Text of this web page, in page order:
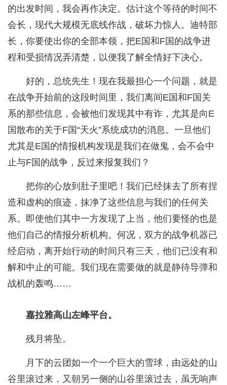
的出发时间，我会再作决定。估计这个等待的时间不
会长，现代大规模无底线作战，破坏力惊人。迪特部
长，你要使出你的全部本领，把E国和F国的战争进
程和受损情况弄清楚，以便我了解全情好下决心。
好的，总统先生！现在我最担心一个问题，就是
在战争开始前的这段时间里，我们离间E国和F国关
系的那些信息，会被他们发现其中有诈，尤其是向E
国散布的关于F国“天火”系统成功的消息。一旦他们
尤其是E国的情报机构发现是我们在做鬼，会不会中
止与F国的战争，反过来报复我们？
把你的心放到肚子里吧！我们已经抹去了所有捏
造和虚构的痕迹，抹净了这些信息与我们的任何关
系。即使他们其中一方发现了上当，他们要怪的也是
他们自己的情报分析机构。何况，双方的战争机器已
经启动，离开始行动的时间只有三天，他们已没有和
解和中止的可能。我们现在需要做的就是静待导弹和
战机的轰鸣……
嘉拉雅高山左峰平台。
残月将坠。
月下的云团如一个一个巨大的雪球，由远处的山
谷里滚过来，又朝另一侧的山谷里滚过去，虽无响声